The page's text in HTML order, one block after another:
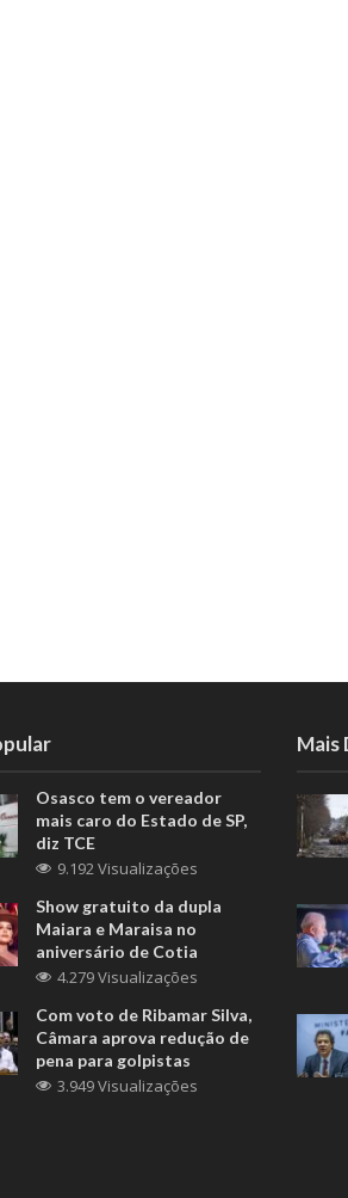
Osasco tem o vereador
mais caro do Estado de SP,
diz TCE
9.192 Visualizações
Show gratuito da dupla
Maiara e Maraisa no
aniversário de Cotia
4.279 Visualizações
Com voto de Ribamar Silva,
Câmara aprova redução de
pena para golpistas
3.949 Visualizações
Mais